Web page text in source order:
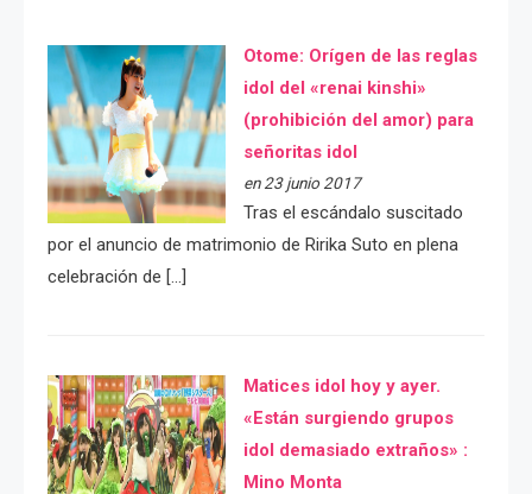
Otome: Orígen de las reglas
idol del «renai kinshi»
(prohibición del amor) para
señoritas idol
en 23 junio 2017
Tras el escándalo suscitado
por el anuncio de matrimonio de Ririka Suto en plena
celebración de […]
Matices idol hoy y ayer.
«Están surgiendo grupos
idol demasiado extraños» :
Mino Monta